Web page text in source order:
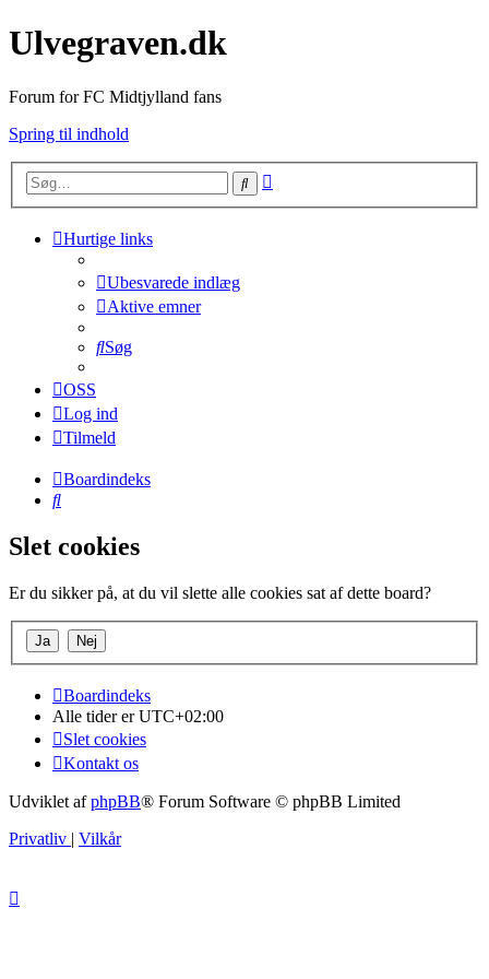
Ulvegraven.dk
Forum for FC Midtjylland fans
Spring til indhold
Søg
Hurtige links
Ubesvarede indlæg
Aktive emner
Søg
OSS
Log ind
Tilmeld
Boardindeks
Søg
Slet cookies
Er du sikker på, at du vil slette alle cookies sat af dette board?
Boardindeks
Alle tider erUTC+02:00
Slet cookies
Kontakt os
Udviklet afphpBB® Forum Software © phpBB Limited
Privatliv | Vilkår